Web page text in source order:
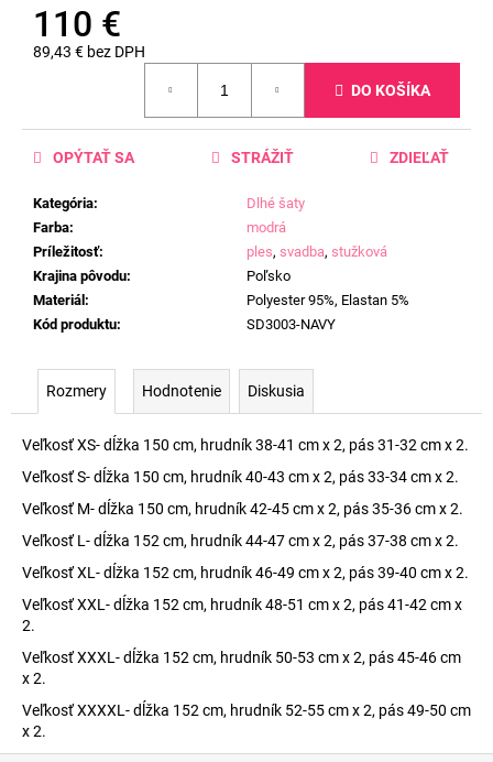
110 €
89,43 € bez DPH
DO KOŠÍKA
Kategória:
Dlhé šaty
Farba:
modrá
Príležitosť: ples, svadba, stužková
Krajina pôvodu:
Poľsko
Materiál :
Polyester 95%, Elastan 5%
Kód produktu: SD3003-NAVY
OPÝTAŤ SA STRÁŽIŤ ZDIEĽAŤ
Rozmery Hodnotenie Diskusia
Veľkosť XS- dĺžka 150 cm, hrudník 38-41 cm x 2, pás 31-32 cm x 2.
Veľkosť S- dĺžka 150 cm, hrudník 40-43 cm x 2, pás 33-34 cm x 2.
Veľkosť M- dĺžka 150 cm, hrudník 42-45 cm x 2, pás 35-36 cm x 2.
Veľkosť L- dĺžka 152 cm, hrudník 44-47 cm x 2, pás 37-38 cm x 2.
Veľkosť XL- dĺžka 152 cm, hrudník 46-49 cm x 2, pás 39-40 cm x 2.
Veľkosť XXL- dĺžka 152 cm, hrudník 48-51 cm x 2, pás 41-42 cm x
2.
Veľkosť XXXL- dĺžka 152 cm, hrudník 50-53 cm x 2, pás 45-46 cm
x 2.
Veľkosť XXXXL- dĺžka 152 cm, hrudník 52-55 cm x 2, pás 49-50 cm
x 2.